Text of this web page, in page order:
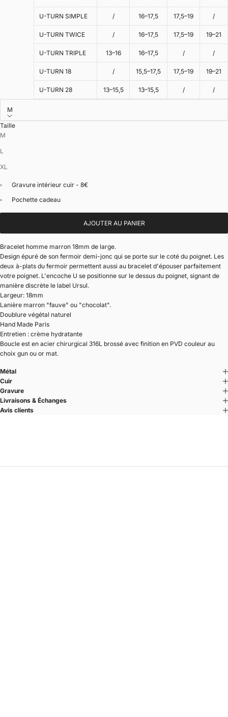
U-TURN SIMPLE / 16–17,5 17,5–19 /
U-TURN TWICE / 16–17,5 17,5–19 19–21
U-TURN TRIPLE 13–16 16–17,5 / /
U-TURN 18 / 15,5–17,5 17,5–19 19–21
U-TURN 28 13–15,5 13–15,5 / /
M
Taille
M
L
XL
Gravure intérieur cuir - 8€
Pochette cadeau
AJOUTER AU PANIER
Bracelet homme marron 18mm de large.
Design épuré de son fermoir demi-jonc qui se porte sur le coté du poignet. Les
deux à-plats du fermoir permettent aussi au bracelet d'épouser parfaitement
votre poignet. L'encoche U se positionne sur le dessus du poignet, signant de
manière discrète le label Ursul.
Largeur: 18mm
Lanière marron "fauve" ou "chocolat".
Doublure végétal naturel
Hand Made Paris
Entretien : crème hydratante
Boucle est en acier chirurgical 316L brossé avec finition en PVD couleur au
choix gun ou or mat.
Métal
Cuir
Gravure
Livraisons & Échanges
Avis clients